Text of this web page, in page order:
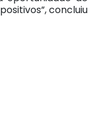
concluiu